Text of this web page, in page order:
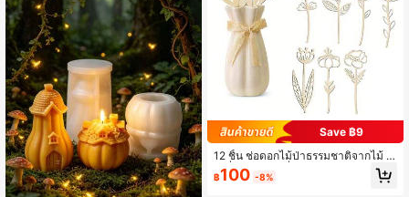
Save ฿9
12 ชิ้น ช่อดอกไม้ป่าธรรมชาติจากไม้ -
เดซี่ กุหลาบ ลิลลี่ - เหมาะสำหรับการตก
แต่งบ้าน งานแต่งงาน งานปาร์ตี้ ศูนย์ก
฿100 -8%